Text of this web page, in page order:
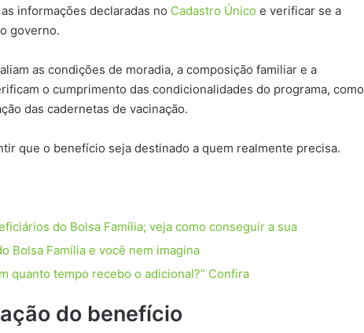
informações declaradas no Cadastro Único e verificar se a
governo.
as condições de moradia, a composição familiar e a
o cumprimento das condicionalidades do programa, como
das cadernetas de vacinação.
que o benefício seja destinado a quem realmente precisa.
do Bolsa Família; veja como conseguir a sua
Bolsa Família e você nem imagina
quanto tempo recebo o adicional?” Confira
do benefício